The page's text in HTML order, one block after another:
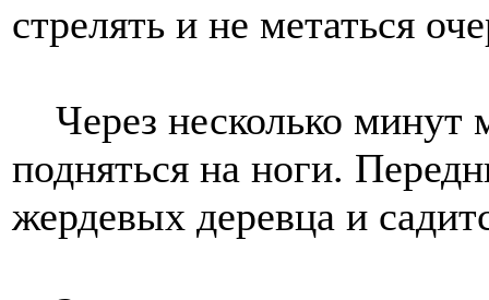
стрелять и не метаться
Через несколько минут
подняться на ноги.
жердевых деревца и